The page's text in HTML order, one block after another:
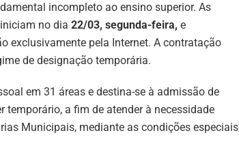
incompleto ao ensino superior. As
no dia 22/03, segunda-feira, e
exclusivamente pela Internet. A contratação
de designação temporária.
em 31 áreas e destina-se à admissão de
temporário, a fim de atender à necessidade
Municipais, mediante as condições especiais